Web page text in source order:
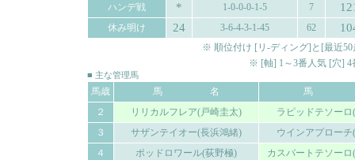
ハンデ戦 * 1-0-0-0-1-5 7
休み明け 24 3-6-4-3-1-45 62
※ 順位付け [リ-ディング]と[最近
※ [軸] 1～3番人気 [穴] 4
■ 主な管理馬
馬歳 馬 名
馬
２
リリカルフレア(戸崎圭太)
ラピッドテソー
３
サザンテイオー(長浜鴻緒)
ウインアプロー
４
ポッドロワール(荻野極)
カスバートテソー